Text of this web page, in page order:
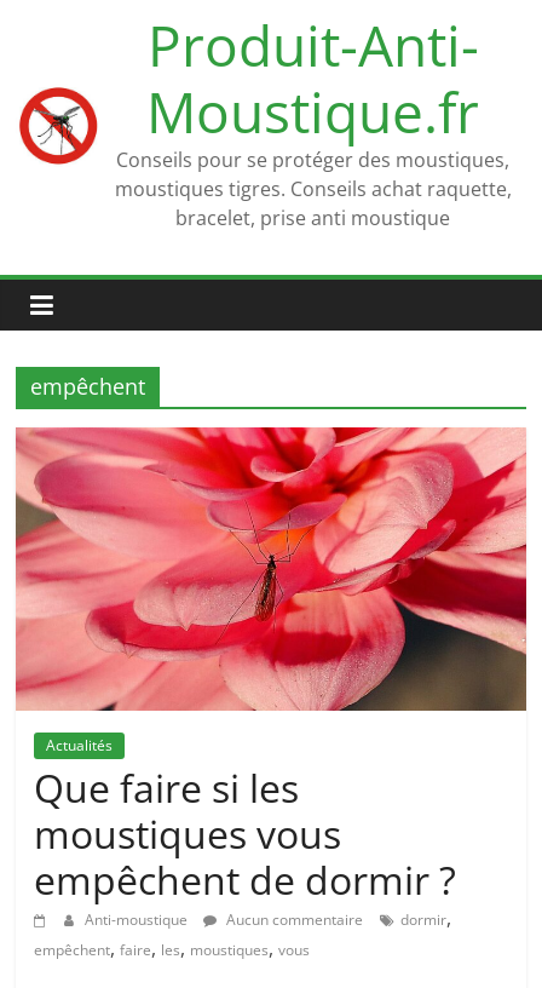
Produit-Anti-
Moustique.fr
Conseils pour se protéger des moustiques,
moustiques tigres. Conseils achat raquette,
bracelet, prise anti moustique
empêchent
Actualités
Que faire si les
moustiques vous
empêchent de dormir ?
Anti-moustique Aucun commentaire dormir,
empêchent,faire, les, moustiques,vous